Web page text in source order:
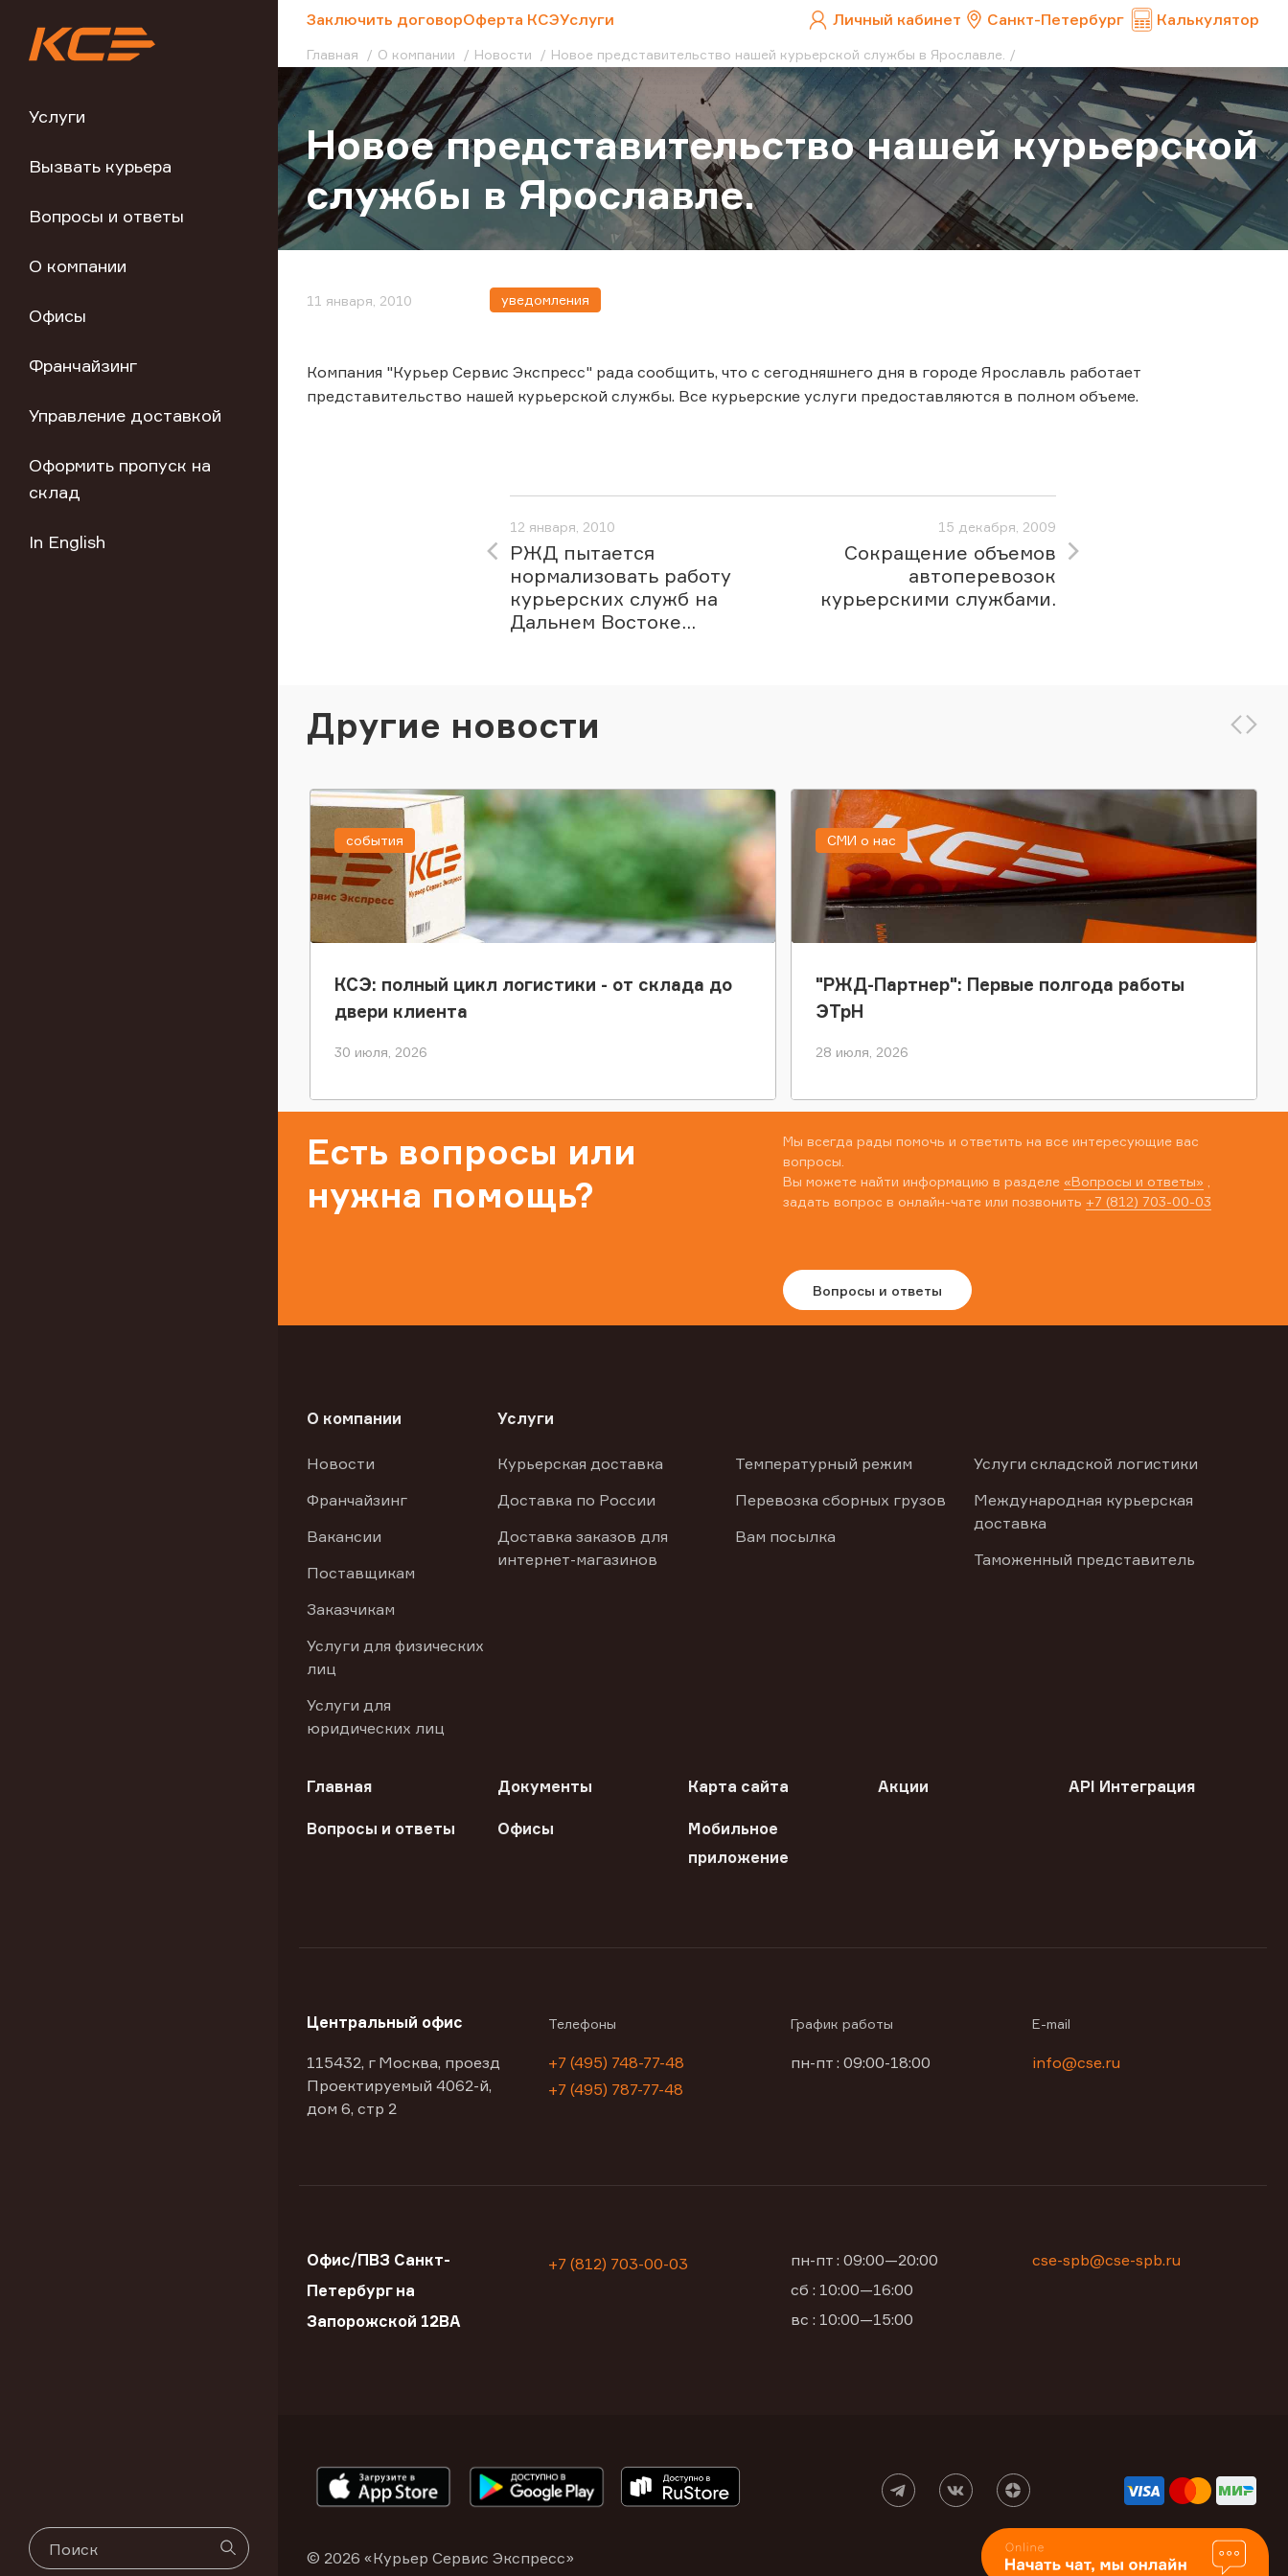
Услуги
Вызвать курьера
Вопросы и ответы
О компании
Офисы
Франчайзинг
Управление доставкой
Оформить пропуск на
склад
In English
Заключить договорОферта КСЭУслуги Личный кабинет Санкт-Петербург Калькулятор
Главная О компании Новости Новое представительство нашей курьерской службы в Ярославле.
Новое представительство нашей курьерской
службы в Ярославле.
11 января, 2010 уведомления
Компания "Курьер Сервис Экспресс" рада сообщить, что с сегодняшнего дня в городе Ярославль работает
представительство нашей курьерской службы. Все курьерские услуги предоставляются в полном объеме.
12 января, 2010
РЖД пытается
нормализовать работу
курьерских служб на
Дальнем Востоке...
15 декабря, 2009
Сокращение объемов
автоперевозок
курьерскими службами.
Другие новости
КСЭ: полный цикл логистики - от склада до
двери клиента
30 июля, 2026
события
"РЖД-Партнер": Первые полгода работы
ЭТрН
28 июля, 2026
СМИ о нас
Есть вопросы или
нужна помощь?
Мы всегда рады помочь и ответить на все интересующие вас
вопросы.
Вы можете найти информацию в разделе «Вопросы и ответы»
задать вопрос в онлайн-чате или позвонить +7 (812) 703-00-03
Вопросы и ответы
О компании
Новости
Франчайзинг
Вакансии
Поставщикам
Заказчикам
Услуги для физических
лиц
Услуги для
юридических лиц
Услуги
Курьерская доставка
Доставка по России
Доставка заказов для
интернет-магазинов
Температурный режим
Перевозка сборных грузов
Вам посылка
Услуги складской логистики
Международная курьерская
доставка
Таможенный представитель
Главная Документы Карта сайта Акции API Интеграция
Вопросы и ответы Офисы
Мобильное
приложение
Центральный офис
115432, г Москва, проезд
Проектируемый 4062-й,
дом 6, стр 2
Телефоны
+7 (495) 748-77-48
+7 (495) 787-77-48
График работы
пн-пт : 09:00-18:00
E-mail
info@cse.ru
Офис/ПВЗ Санкт-
Петербург на
Запорожской 12ВА
+7 (812) 703-00-03
пн-пт : 09:00—20:00
сб : 10:00—16:00
вс : 10:00—15:00
cse-spb@cse-spb.ru
© 2026 «Курьер Сервис Экспресс»